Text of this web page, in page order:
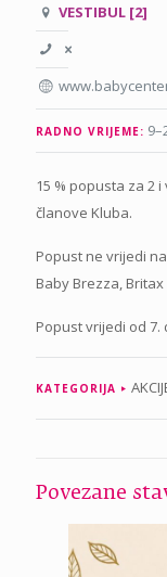
VESTIBUL [2]
RADNO VRIJEME:
15 % popusta za 2
članove Kluba.
Popust ne vrijedi
Baby Brezza,
Popust vrijedi od 7.
KATEGORIJA
Povezane